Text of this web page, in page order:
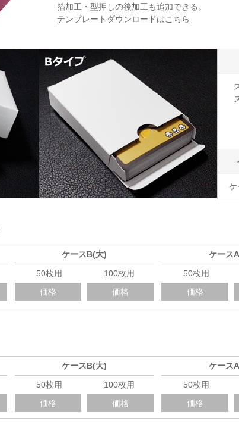
箔加工・型押しの後加工も追加できる。
テンプレートダウンロードはこちら
ケ
ケースB(大)
50枚用
100枚用
価格
価格
ケース
50枚用
価格
ケースB(大)
50枚用
100枚用
価格
価格
ケース
50枚用
価格